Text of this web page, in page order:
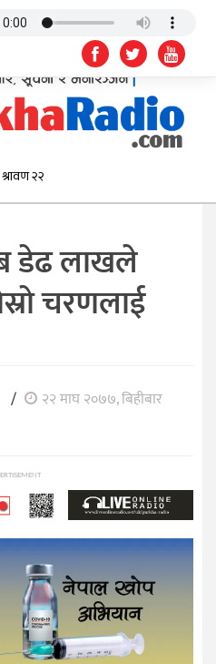
डेढ लाखले
चरणलाई
/
२२ माघ २०७७, बिहीबार